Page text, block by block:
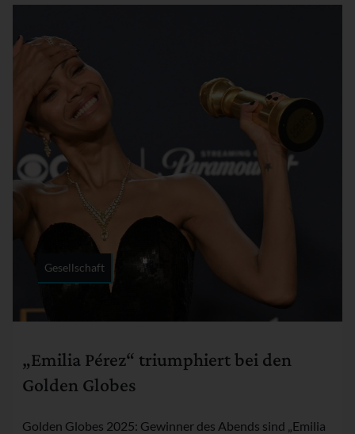
„Emilia Pérez“ triumphiert bei den
Golden Globes
Golden Globes 2025: Gewinner des Abends sind „Emilia
Gesellschaft